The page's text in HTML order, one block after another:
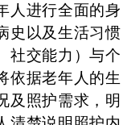
人进行全面的身
史以及生活习惯
社交能力）与个
依据老年人的生
及照护需求，明